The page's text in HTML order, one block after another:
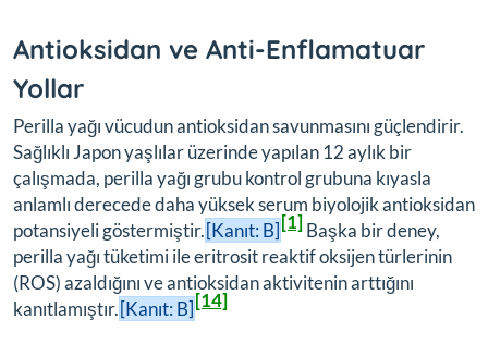
Antioksidan ve Anti-Enflamatuar
Yollar
Perilla yağı vücudun antioksidan savunmasını güçlendirir.
Sağlıklı Japon yaşlılar üzerinde yapılan 12 aylık bir
çalışmada, perilla yağı grubu kontrol grubuna kıyasla
anlamlı derecede daha yüksek serum biyolojik antioksidan
potansiyeli göstermiştir.[Kanıt: B][1]Başka bir deney,
perilla yağı tüketimi ile eritrosit reaktif oksijen türlerinin
(ROS) azaldığını ve antioksidan aktivitenin arttığını
kanıtlamıştır.[Kanıt: B][14]